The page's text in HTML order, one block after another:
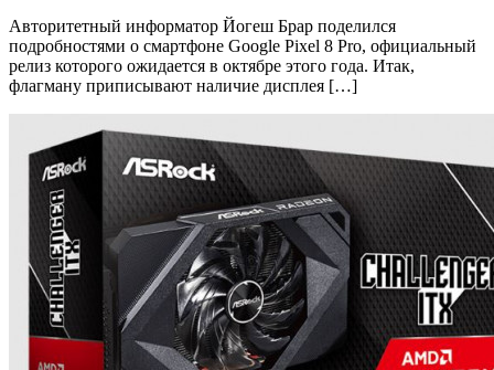
Авторитетный информатор Йогеш Брар поделился
подробностями о смартфоне Google Pixel 8 Pro, официальный
релиз которого ожидается в октябре этого года. Итак,
флагману приписывают наличие дисплея […]